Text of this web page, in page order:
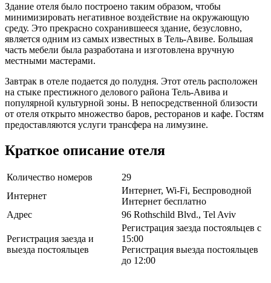
Здание отеля было построено таким образом, чтобы
минимизировать негативное воздействие на окружающую
среду. Это прекрасно сохранившееся здание, безусловно,
является одним из самых известных в Тель-Авиве. Большая
часть мебели была разработана и изготовлена вручную
местными мастерами.
Завтрак в отеле подается до полудня. Этот отель расположен
на стыке престижного делового района Тель-Авива и
популярной культурной зоны. В непосредственной близости
от отеля открыто множество баров, ресторанов и кафе. Гостям
предоставляются услуги трансфера на лимузине.
Краткое описание отеля
Количество номеров
29
Интернет
Интернет, Wi-Fi, Беспроводной
Интернет бесплатно
Адрес
96 Rothschild Blvd., Tel Aviv
Регистрация заезда и
выезда постояльцев
Регистрация заезда постояльцев с
15:00
Регистрация выезда постояльцев
до 12:00